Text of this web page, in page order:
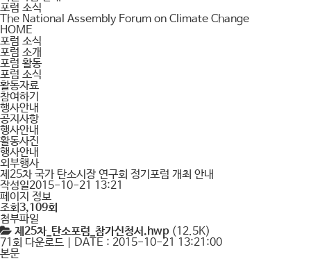
포럼 소식
The National Assembly Forum on Climate Change
HOME
포럼 소식
포럼 소개
포럼 활동
포럼 소식
활동자료
참여하기
행사안내
공지사항
행사안내
활동사진
행사안내
외부행사
제25차 국가 탄소시장 연구회 정기포럼 개최 안내
작성일2015-10-21 13:21
페이지 정보
조회3,109회
첨부파일
제25차_탄소포럼_참가신청서.hwp(12.5K)
71회 다운로드 | DATE : 2015-10-21 13:21:00
본문